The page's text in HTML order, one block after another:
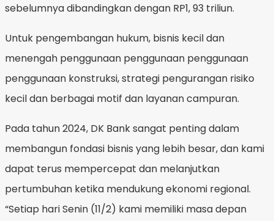
sebelumnya dibandingkan dengan RP1, 93 triliun.
Untuk pengembangan hukum, bisnis kecil dan
menengah penggunaan penggunaan penggunaan
penggunaan konstruksi, strategi pengurangan risiko
kecil dan berbagai motif dan layanan campuran.
Pada tahun 2024, DK Bank sangat penting dalam
membangun fondasi bisnis yang lebih besar, dan kami
dapat terus mempercepat dan melanjutkan
pertumbuhan ketika mendukung ekonomi regional.
“Setiap hari Senin (11/2) kami memiliki masa depan